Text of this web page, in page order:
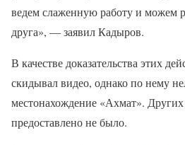
ведем слаженную работу и можем
друга», — заявил Кадыров.
В качестве доказательства этих
скидывал видео, однако по нему
местонахождение «Ахмат». Других
предоставлено не было.